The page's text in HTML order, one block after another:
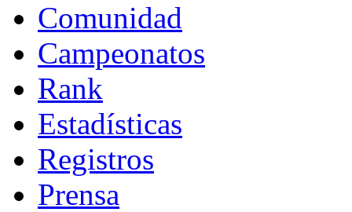
Comunidad
Campeonatos
Rank
Estadísticas
Registros
Prensa